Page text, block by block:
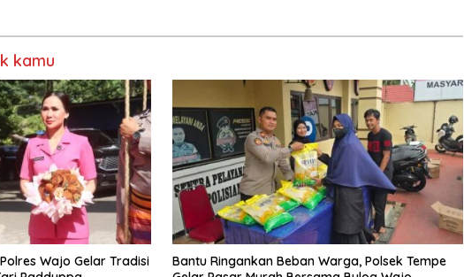
kamu
Wajo Gelar Tradisi
Bantu Ringankan Beban Warga, Polsek Tempe